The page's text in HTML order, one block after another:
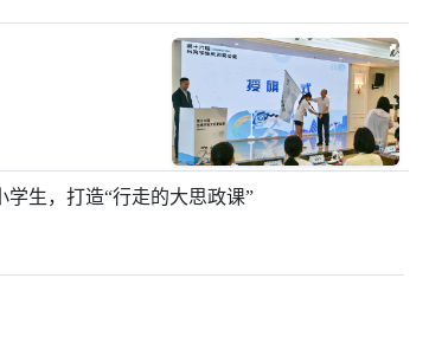
学生，打造“行走的大思政课”